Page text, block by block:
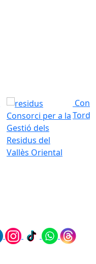
Consorci per a la
Gestió dels
Residus del
Vallès Oriental